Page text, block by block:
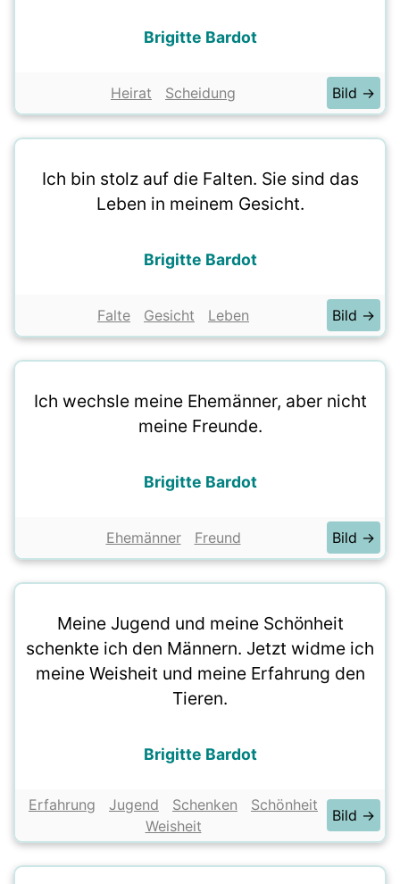
Brigitte Bardot
Heirat Scheidung Bild →
Ich bin stolz auf die Falten. Sie sind das
Leben in meinem Gesicht.
Brigitte Bardot
Falte Gesicht Leben Bild →
Ich wechsle meine Ehemänner, aber nicht
meine Freunde.
Brigitte Bardot
Ehemänner Freund Bild →
Meine Jugend und meine Schönheit
schenkte ich den Männern. Jetzt widme ich
meine Weisheit und meine Erfahrung den
Tieren.
Brigitte Bardot
Erfahrung Jugend Schenken
Schönheit
Weisheit
Bild →